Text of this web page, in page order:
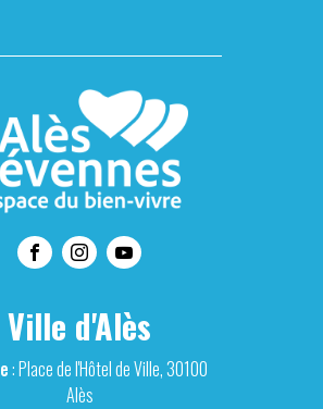
Ville d'Alès
: Place de l'Hôtel de Ville, 30100
Alès